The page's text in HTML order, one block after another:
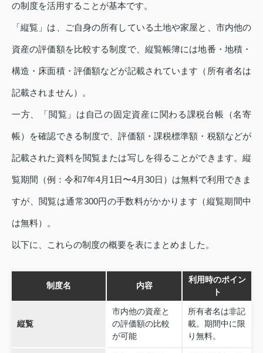
の制度を活用することが基本です。
「縦覧」は、ご自身の所有している土地や家屋と、市内他の
資産の評価額を比較する制度で、縦覧帳簿には地番・地積・
構造・床面積・評価額などが記載されています（所有者名は
記載されません）。
一方、「閲覧」は自己の固定資産に関わる課税台帳（名寄
帳）を確認できる制度で、評価額・課税標準額・税額などが
記載された資料を閲覧または写しを得ることができます。縦
覧期間（例：令和7年4月1日〜4月30日）は無料で利用できま
すが、閲覧は通常300円の手数料がかかります（縦覧期間中
は無料）。
以下に、これらの制度の概要を表にまとめました。
制度名 内容
利用時のポイン
ト
縦覧
市内他の資産と
の評価額の比較
が可能
所有者名は非記
載。期間中に限
り無料。